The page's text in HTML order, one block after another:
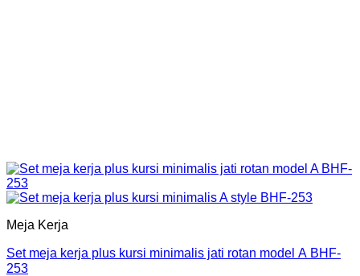
Meja Kerja
Set meja kerja plus kursi minimalis jati rotan model A BHF-
253